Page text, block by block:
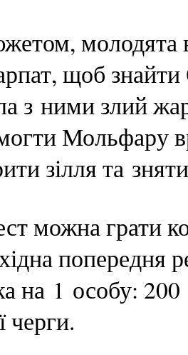
молодята
щоб знайти
з ними злий
Мольфару
зілля та
можна грати
попередня
на 1 особу:
черги.